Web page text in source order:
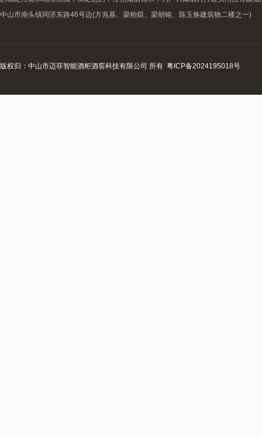
中山市南头镇同济东路46号边(方兆基、梁柏焜、梁朝铭、陈玉焕建筑物二楼之一)
版权归：中山市迈菲智能酒柜酒窖科技有限公司 所有 粤ICP备2024195018号